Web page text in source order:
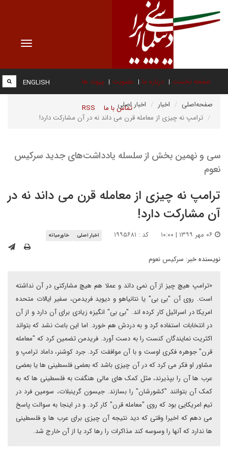
Toggle
صفحه نخست درباره ما عضویت پیوند ها
تماس با ما RSS
ENGLISH
صفحه‌اصلی اخبار
اخبار اصلی
ترامپ نه چیزی از معامله قرن می داند نه در آن مشارکت دارد!
سی و نهمین بخش از سلسله یادداشت‌های جدید سرکیس
نعوم
ترامپ نه چیزی از معامله قرن می داند نه در
آن مشارکت دارد!
کد : ۱۹۹۵۶۸۱ اخبار اصلی خاورمیانه
نویسنده خبر: سرکیس نعوم
«ترامپ هیچ چیز از آن نمی داند و عملا هم هیچ مشارکتی در آن نداشته
است. روی آن "بی بی" یا نتانیاهو و دیوید فریدمن، سفیر ایالات متحده
امریکا در اسرائیل کار کرده اند. "بی بی" انگیزه زیادی برای آن دارد و از آن
در انتخابات استفاده کرد و به دردش هم خورد. اما این باعث نشد که بتواند
اکثریت نمایندگان کنست را به دست آورد. فریدمن تضمین کرد که "معامله
قرن" جوهره فکری اوست و با آن موافقت کرد. جرد کوشنر، داماد ترامپ و
مشاور او فکر می کرد که در آن چیزی باشد که بعضی فلسطینی ها یا بعضی
عرب ها آن را بپذیرند، مثل کمک های مالی هنگفت به فلسطینی ها که به
کمک آن بتوانند "کشورشان" را بسازند. جیسون گرینبلات، سومین فرد در
تیم امریکایی بود که روی "معامله قرن" کار کرد. و در اینجا به سوالت پاسخ
می دهم که اخیرا وقتی که دید نتیجه آن چیزی برای عرب ها و فلسطینی
ها ندارد که آنها را وسوسه کند مذاکرات را رها کرد یا از آن خارج شد.